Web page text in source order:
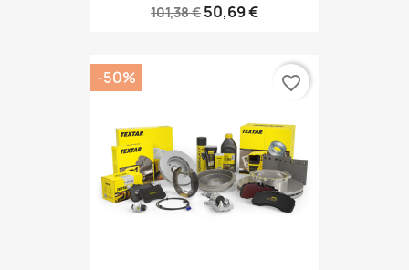
101,38 € 50,69 €
-50% favorite_border